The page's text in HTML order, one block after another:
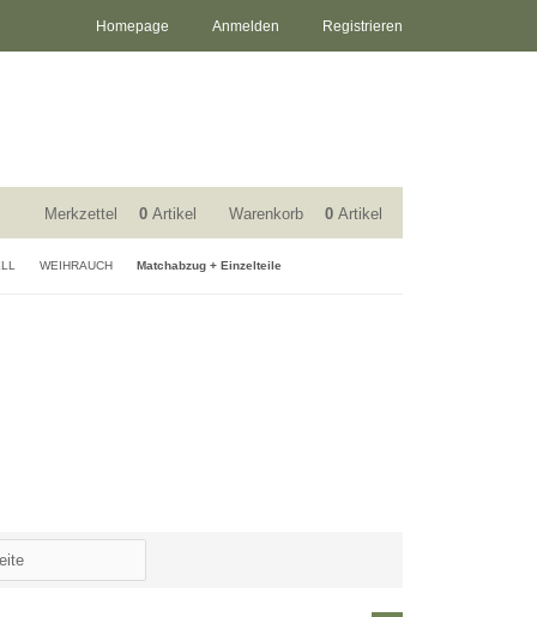
Registrieren
Anmelden
Homepage
Warenkorb 0 Artikel
Merkzettel 0 Artikel
WEIHRAUCH Matchabzug + Einzelteile